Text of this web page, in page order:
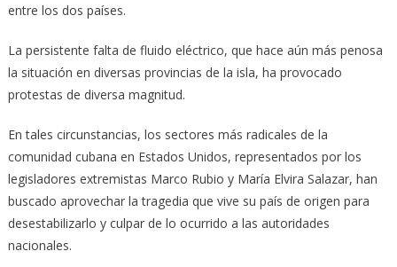
entre los dos países.
La persistente falta de fluido eléctrico, que hace aún más penosa
la situación en diversas provincias de la isla, ha provocado
protestas de diversa magnitud.
En tales circunstancias, los sectores más radicales de la
comunidad cubana en Estados Unidos, representados por los
legisladores extremistas Marco Rubio y María Elvira Salazar, han
buscado aprovechar la tragedia que vive su país de origen para
desestabilizarlo y culpar de lo ocurrido a las autoridades
nacionales.